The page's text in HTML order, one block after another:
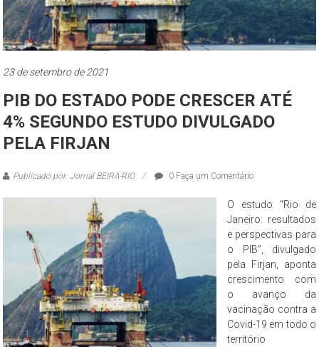
23 de setembro de 2021
PIB DO ESTADO PODE CRESCER ATÉ
4% SEGUNDO ESTUDO DIVULGADO
PELA FIRJAN
Publicado por: Jornal BEIRA-RIO 0 Faça um Comentário
O estudo “Rio de
Janeiro: resultados
e perspectivas para
o PIB”, divulgado
pela Firjan, aponta
crescimento com
o avanço da
vacinação contra a
Covid-19 em todo o
território